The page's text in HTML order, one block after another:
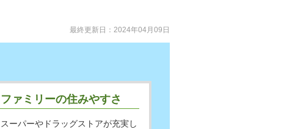
最終更新日： 2024年04月09日
ファミリーの住みやすさ
スーパーやドラッグストアが充実し